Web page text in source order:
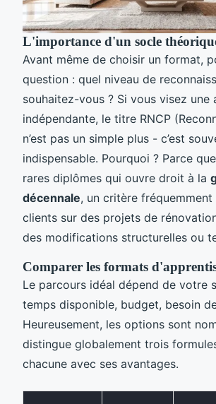
L'importance d'un socle
Avant même de choisir un format,
question : quel niveau de
souhaitez-vous ? Si vous visez une
indépendante, le titre RNCP
n’est pas un simple plus - c’est
indispensable. Pourquoi ? Parce que
rares diplômes qui ouvre droit à la
décennale, un critère
clients sur des projets de
des modifications structurelles ou
Comparer les formats
Le parcours idéal dépend de votre
temps disponible, budget, besoin
Heureusement, les options sont
distingue globalement trois
chacune avec ses avantages.